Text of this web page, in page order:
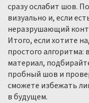
сразу ослабит шов.
визуально и, если
неразрушающий
Итого, если хотите
простого
материал,
пробный шов и
сможете избежать
в будущем.